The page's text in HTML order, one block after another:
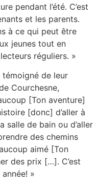
pendant l’été. C’est
et les parents.
à ce qui peut être
jeunes tout en
réguliers. »
de leur
Courchesne,
[Ton aventure]
[donc] d’aller à
salle de bain ou d’aller
des chemins
aimé [Ton
des prix […]. C’est
»